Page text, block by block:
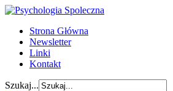
Strona Główna
Newsletter
Linki
Kontakt
Szukaj...